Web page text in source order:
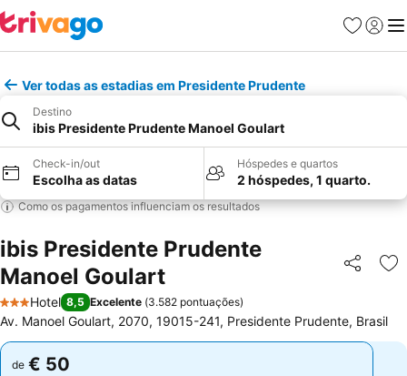
Favoritos
Iniciar
Ver todas as estadias em Presidente Prudente
Destino
ibis Presidente Prudente Manoel Goulart
Check-in/out
Escolha as datas
Hóspedes e quartos
2 hóspedes, 1 quarto.
Como os pagamentos influenciam os resultados
ibis Presidente Prudente
Manoel Goulart
Partilhar
3 Estrelas
Hotel 8,5 Excelente (3.582 pontuações)
Av. Manoel Goulart, 2070, 19015-241, Presidente Prudente, Brasil
de € 50
de € 50